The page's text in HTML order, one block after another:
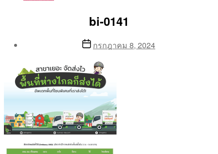
bi-0141
Aea
Postกรกฎาคม 8, 2024